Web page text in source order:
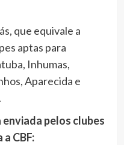
que equivale a
aptas para
Inhumas,
Aparecida e
pelos clubes
CBF: